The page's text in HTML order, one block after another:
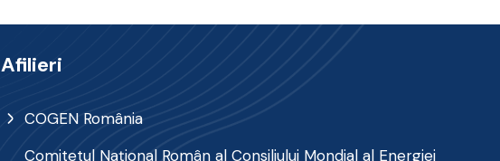
Afilieri
COGEN România
Comitetul Naţional Român al Consiliului Mondial al Energiei